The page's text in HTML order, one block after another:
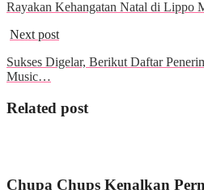
Rayakan Kehangatan Natal di Lippo
Next post
Sukses Digelar, Berikut Daftar
Music…
Related post
Chupa Chups Kenalkan